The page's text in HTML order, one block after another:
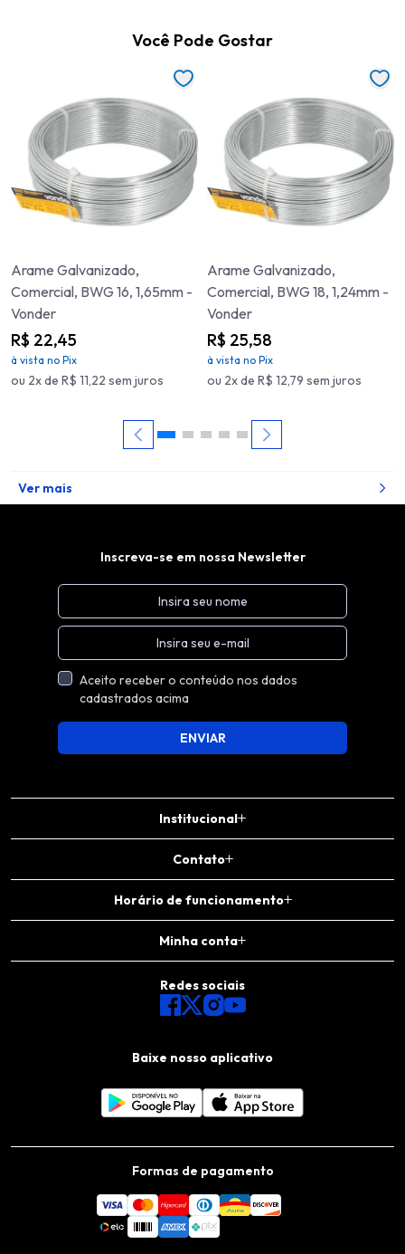
Você Pode Gostar
Arame Galvanizado,
Comercial, BWG 16, 1,65mm -
Vonder
R$ 22,45
à vista no Pix
ou 2x de R$ 11,22 sem juros
Arame Galvanizado,
Comercial, BWG 18, 1,24mm -
Vonder
R$ 25,58
à vista no Pix
ou 2x de R$ 12,79 sem juros
Ver mais
Institucional
Contato
Horário de funcionamento
Minha conta
Baixe nosso aplicativo
Redes sociais
Inscreva-se em nossa Newsletter
Aceito receber o conteúdo nos dados
cadastrados acima
ENVIAR
Formas de pagamento